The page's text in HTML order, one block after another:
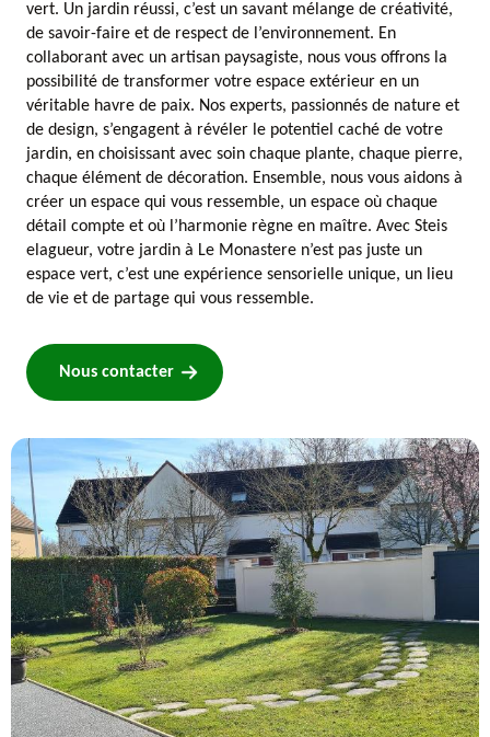
vert. Un jardin réussi, c’est un savant mélange de créativité,
de savoir-faire et de respect de l’environnement. En
collaborant avec un artisan paysagiste, nous vous offrons la
possibilité de transformer votre espace extérieur en un
véritable havre de paix. Nos experts, passionnés de nature et
de design, s’engagent à révéler le potentiel caché de votre
jardin, en choisissant avec soin chaque plante, chaque pierre,
chaque élément de décoration. Ensemble, nous vous aidons à
créer un espace qui vous ressemble, un espace où chaque
détail compte et où l’harmonie règne en maître. Avec Steis
elagueur, votre jardin à Le Monastere n’est pas juste un
espace vert, c’est une expérience sensorielle unique, un lieu
de vie et de partage qui vous ressemble.
Nous contacter